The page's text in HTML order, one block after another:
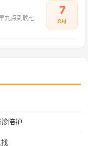
九点到晚七
7
8月
陪护